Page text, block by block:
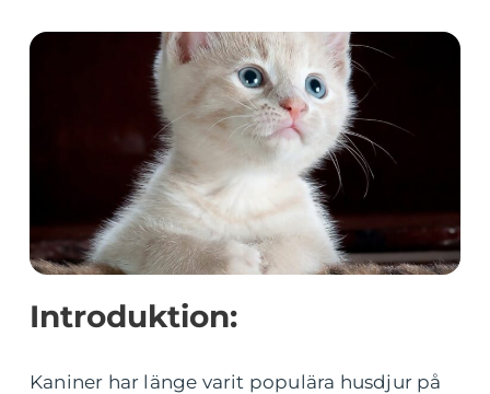
Introduktion:
Kaniner har länge varit populära husdjur på